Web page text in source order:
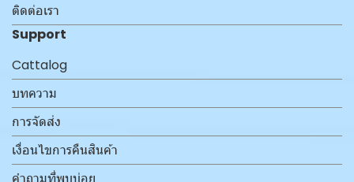
ติดต่อเรา
Support
Cattalog
บทความ
การจัดส่ง
เงื่อนไขการคืนสินค้า
คำถามที่พบบ่อย